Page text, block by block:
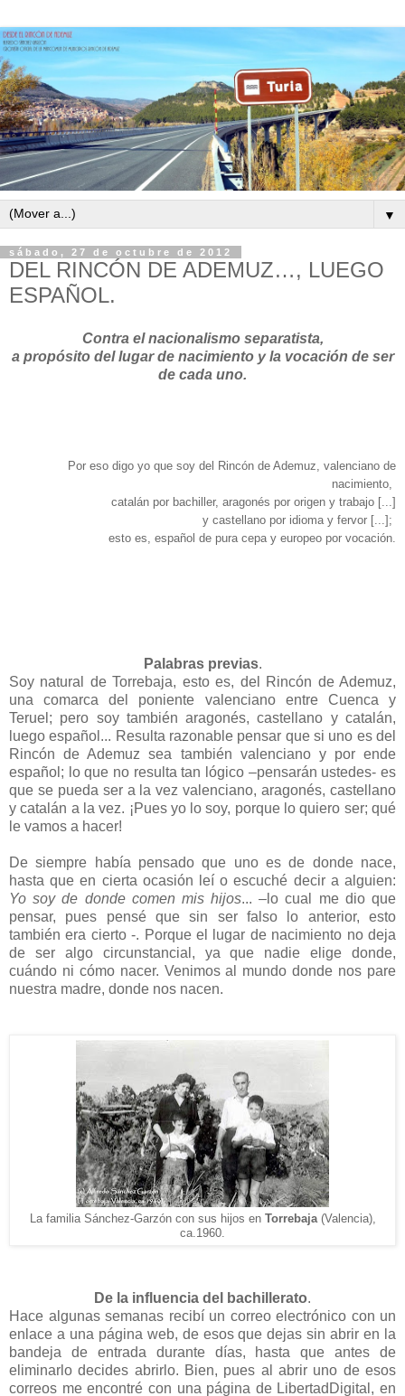
▼
sábado, 27 de octubre de 2012
DEL RINCÓN DE ADEMUZ…, LUEGO
ESPAÑOL.
Contra el nacionalismo separatista,
a propósito del lugar de nacimiento y la vocación de ser
de cada uno.
Por eso digo yo que soy del Rincón de Ademuz, valenciano de
nacimiento,
catalán por bachiller, aragonés por origen y trabajo [...]
y castellano por idioma y fervor [...];
esto es, español de pura cepa y europeo por vocación.
Palabras previas.
Soy natural de Torrebaja, esto es, del Rincón de Ademuz,
una comarca del poniente valenciano entre Cuenca y
Teruel; pero soy también aragonés, castellano y catalán,
luego español... Resulta razonable pensar que si uno es del
Rincón de Ademuz sea también valenciano y por ende
español; lo que no resulta tan lógico –pensarán ustedes- es
que se pueda ser a la vez valenciano, aragonés, castellano
y catalán a la vez. ¡Pues yo lo soy, porque lo quiero ser; qué
le vamos a hacer!
De siempre había pensado que uno es de donde nace,
hasta que en cierta ocasión leí o escuché decir a alguien:
Yo soy de donde comen mis hijos... –lo cual me dio que
pensar, pues pensé que sin ser falso lo anterior, esto
también era cierto -. Porque el lugar de nacimiento no deja
de ser algo circunstancial, ya que nadie elige donde,
cuándo ni cómo nacer. Venimos al mundo donde nos pare
nuestra madre, donde nos nacen.
La familia Sánchez-Garzón con sus hijos en Torrebaja (Valencia),
ca.1960
De la influencia del bachillerato.
Hace algunas semanas recibí un correo electrónico con un
enlace a una página web, de esos que dejas sin abrir en la
bandeja de entrada durante días, hasta que antes de
eliminarlo decides abrirlo. Bien, pues al abrir uno de esos
correos me encontré con una página de LibertadDigital, en